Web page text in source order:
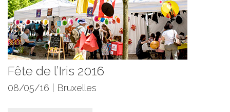
Fête de l’Iris 2016
08/05/16 | Bruxelles